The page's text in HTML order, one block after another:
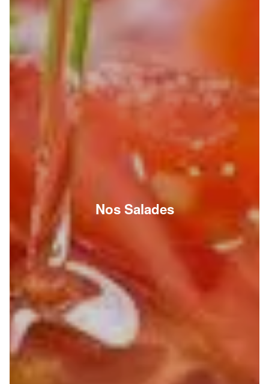
Nos Salades